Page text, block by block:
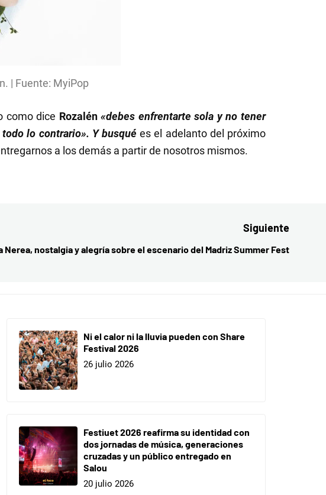
| Fuente: MyiPop
como dice Rozalén«debes enfrentarte sola y no tener
lo contrario». Y busquées el adelanto del próximo
a los demás a partir de nosotros mismos.
Siguiente
Entrada
Nerea, nostalgia y alegría sobre el escenario del Madriz Summer Fest
Ni el calor ni la lluvia pueden con Share
Festival 2026
26 julio 2026
Festiuet 2026 reafirma su identidad con
dos jornadas de música, generaciones
cruzadas y un público entregado en
Salou
20 julio 2026